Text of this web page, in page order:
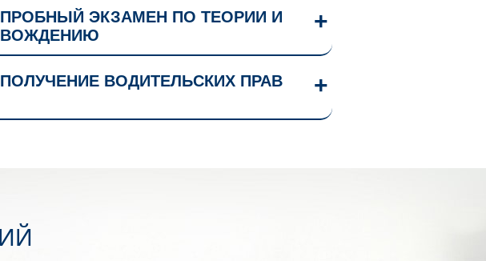
ПРОБНЫЙ ЭКЗАМЕН ПО ТЕОРИИ И
ВОЖДЕНИЮ
ПОЛУЧЕНИЕ ВОДИТЕЛЬСКИХ ПРАВ